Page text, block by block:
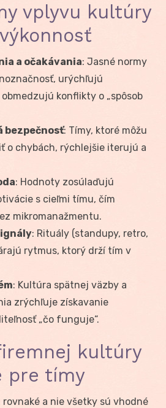
vplyvu kultúry
a očakávania: Jasné normy
urýchľujú
konflikty o „spôsob
bezpečnosť: Tímy, ktoré môžu
o chybách, rýchlejšie iterujú a
: Hodnoty zosúlaďujú
s cieľmi tímu, čím
mikromanažmentu.
: Rituály (standupy, retro,
rytmus, ktorý drží tím v
: Kultúra spätnej väzby a
zrýchľuje získavanie
„čo funguje“.
kultúry
pre tímy
a nie všetky sú vhodné